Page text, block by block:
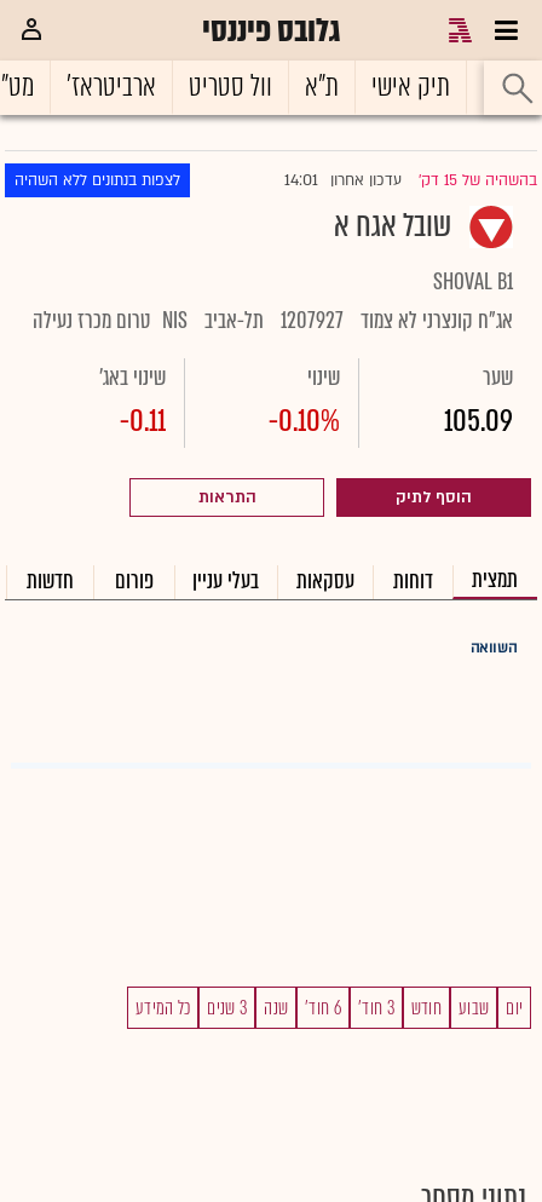
גלובס פיננסי
ראשי תיק אישי ת"א וול סטריט ארביטראז'
בהשהיה של 15 דק' |עדכון אחרון 14:01 לצפות בנתונים ללא השהיה
שובל אגח א
SHOVAL B1
אג"ח קונצרני לא צמוד 1207927 תל-אביב NIS טרום מכרז נעילה
שער
105.09
שינוי
-0.10%
שינוי באג'
-0.11
הוסף לתיק התראות
תמצית דוחות עסקאות בעלי עניין פורום חדשות
השוואה
יום שבוע חודש 3 חוד' 6 חוד' שנה 3 שנים כל המידע